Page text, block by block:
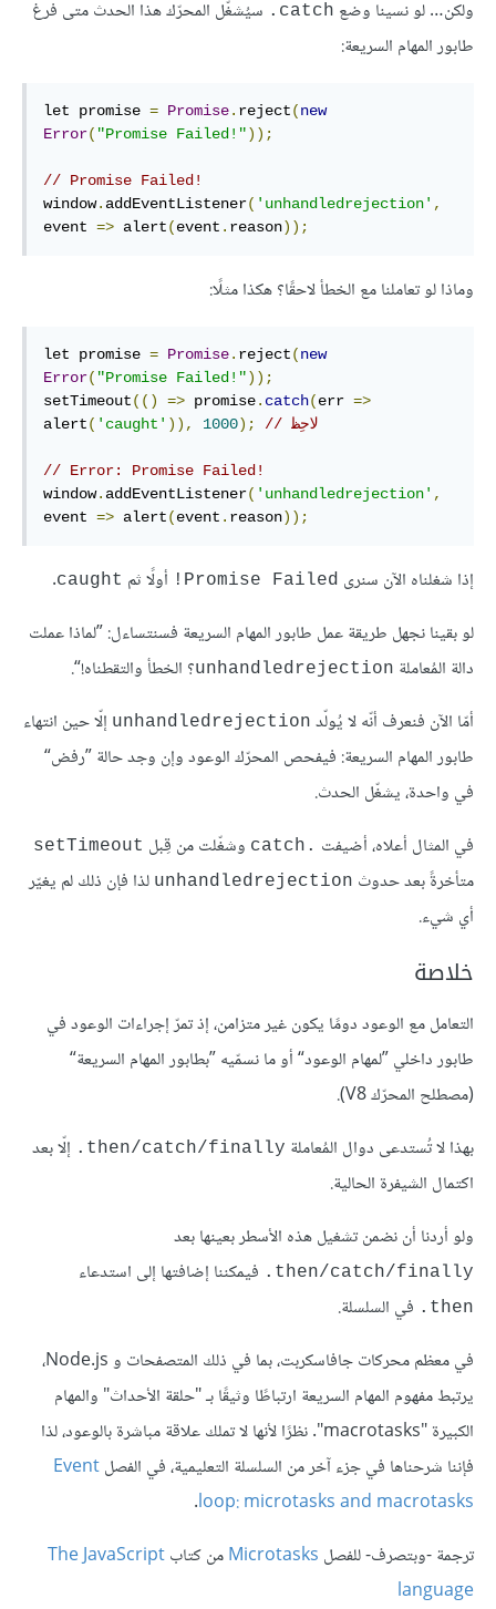
ولكن… لو نسينا وضع ‎.catch سيُشغّل المحرّك هذا الحدث متى فرغ
طابور المهام السريعة:
let promise = Promise. reject(new
Error( "Promise Failed!"));
// Promise Failed!
window. addEventListener( 'unhandledrejection' ,
event => alert(event . reason));
وماذا لو تعاملنا مع الخطأ لاحقًا؟ هكذا مثلًا:
let promise = Promise. reject(new
Error( "Promise Failed!"));
setTimeout(() => promise. catch(err =>
alert( 'caught' )), 1000); // لاحِظ
// Error: Promise Failed!
window. addEventListener( 'unhandledrejection' ,
event => alert(event . reason));
إذا شغلناه الآن سنرى Promise Failed! أولًا ثم caught
.
لو بقينا نجهل طريقة عمل طابور المهام السريعة فسنتساءل: ”لماذا عملت
دالة المُعاملة unhandledrejection؟ الخطأ والتقطناه!“.
أمّا الآن فنعرف أنّه لا يُولّد unhandledrejection إلّا حين انتهاء
طابور المهام السريعة: فيفحص المحرّك الوعود وإن وجد حالة ”رفض“
في واحدة، يشغّل الحدث.
في المثال أعلاه، أضيفت .catch وشغّلت من قِبل setTimeout
متأخرةً بعد حدوث unhandledrejection لذا فإن ذلك لم يغيّر
أي شيء.
خلاصة
التعامل مع الوعود دومًا يكون غير متزامن، إذ تمرّ إجراءات الوعود في
طابور داخلي ”لمهام الوعود“ أو ما نسمّيه ”بطابور المهام السريعة“
(مصطلح المحرّك V8).
بهذا لا تُستدعى دوال المُعاملة ‎.then/catch/finally إلّا بعد
اكتمال الشيفرة الحالية.
ولو أردنا أن نضمن تشغيل هذه الأسطر بعينها بعد
‎.then/catch/finally فيمكننا إضافتها إلى استدعاء
‎.then في السلسلة.
في معظم محركات جافاسكربت، بما في ذلك المتصفحات و Node.js،
يرتبط مفهوم المهام السريعة ارتباطًا وثيقًا بـ "حلقة الأحداث" والمهام
الكبيرة "macrotasks". نظرًا لأنها لا تملك علاقة مباشرة بالوعود، لذا
فإننا شرحناها في جزء آخر من السلسلة التعليمية، في الفصلEvent
loop: microtasks and macrotasks
.
ترجمة -وبتصرف- للفصل Microtasksمن كتابThe JavaScript
language